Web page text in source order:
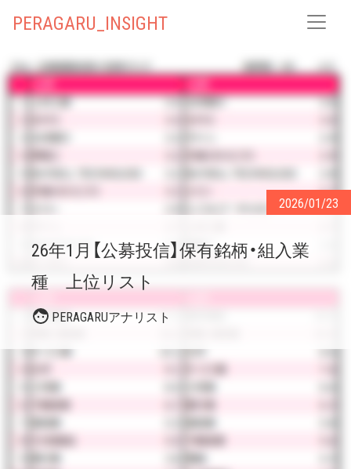
PERAGARU_INSIGHT
26年1月【公募投信】保有銘柄・組入業
種 上位リスト
2026/01/23
PERAGARUアナリスト